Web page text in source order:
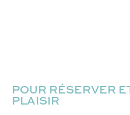
POUR RÉSERVER
PLAISIR